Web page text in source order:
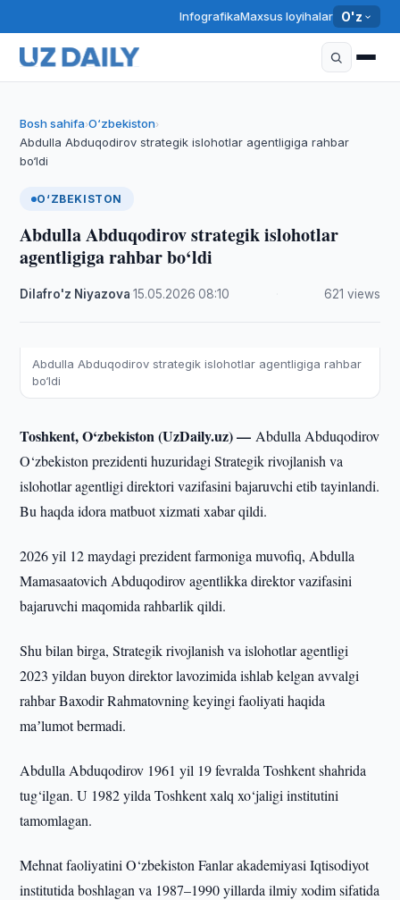
InfografikaMaxsus loyihalar O'z
Bosh sahifa›O‘zbekiston›
Abdulla Abduqodirov strategik islohotlar agentligiga rahbar
bo‘ldi
O‘ZBEKISTON
Abdulla Abduqodirov strategik islohotlar
agentligiga rahbar bo‘ldi
Dilafro'z Niyazova ·15.05.2026 ·08:10 621 views
Abdulla Abduqodirov strategik islohotlar agentligiga rahbar
bo‘ldi
Toshkent, O‘zbekiston (UzDaily.uz) —Abdulla Abduqodirov
O‘zbekiston prezidenti huzuridagi Strategik rivojlanish va
islohotlar agentligi direktori vazifasini bajaruvchi etib tayinlandi.
Bu haqda idora matbuot xizmati xabar qildi.
2026 yil 12 maydagi prezident farmoniga muvofiq, Abdulla
Mamasaatovich Abduqodirov agentlikka direktor vazifasini
bajaruvchi maqomida rahbarlik qildi.
Shu bilan birga, Strategik rivojlanish va islohotlar agentligi
2023 yildan buyon direktor lavozimida ishlab kelgan avvalgi
rahbar Baxodir Rahmatovning keyingi faoliyati haqida
maʼlumot bermadi.
Abdulla Abduqodirov 1961 yil 19 fevralda Toshkent shahrida
tug‘ilgan. U 1982 yilda Toshkent xalq xo‘jaligi institutini
tamomlagan.
Mehnat faoliyatini O‘zbekiston Fanlar akademiyasi Iqtisodiyot
institutida boshlagan va 1987–1990 yillarda ilmiy xodim sifatida